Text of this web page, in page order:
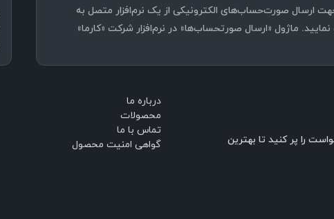
ارسال صورت‌حساب‌های الکترونیکی از یک نرم‌افزار متصل به
ماژول «ارسال صورتحساب‌ها» در نرم‌افزار شرکت «کارما»
را پر کنید تا بهترین
درباره ما
محصولات
تماس با ما
گواهی امنیت محصول